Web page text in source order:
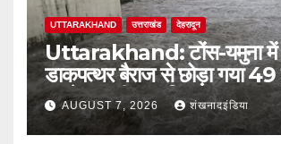
UTTARAKHAND उत्तराखंड देहरादून
Uttarakhand: टोंस-यमुना में
डाकपत्थर बैराज से छोड़ा गया 49
क्यूसेक पानी; जलविद्युत उत्पादन
AUGUST 7, 2026 शंखनादइंडिया